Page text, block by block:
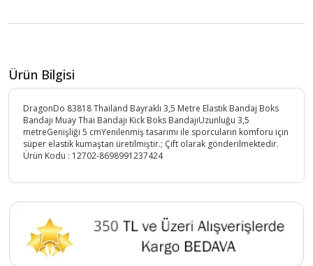
Ürün Bilgisi
DragonDo 83818 Thailand Bayraklı 3,5 Metre Elastik Bandaj Boks
Bandajı Muay Thai Bandajı Kick Boks BandajıUzunluğu 3,5
metreGenişliği 5 cmYenilenmiş tasarımı ile sporcuların komforu için
süper elastik kumaştan üretilmiştir.; Çift olarak gönderilmektedir.
Ürün Kodu : 12702-8698991237424